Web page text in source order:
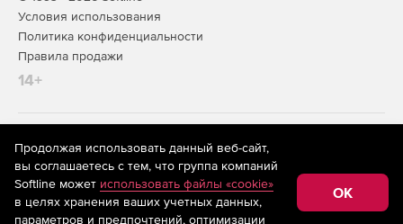
Условия использования
Политика конфиденциальности
Правила продажи
14+
На информационном ресурсе store.softline.ru применяются
рекомендательные технологии
(информационные технологии
предоставления информации на основе сбора,
систематизации и анализа сведений, относящихся к
предпочтениям пользователей сети «Интернет»,
находящихся на территории Российской Федерации)
Продолжая использовать данный веб-сайт,
вы соглашаетесь с тем, что группа компаний
Softline может использовать файлы «cookie»
в целях хранения ваших учетных данных,
параметров и предпочтений, оптимизации
OK